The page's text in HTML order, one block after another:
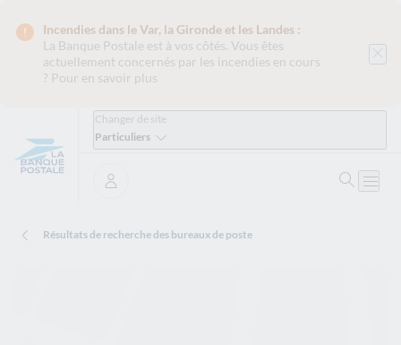
Incendies dans le Var, la Gironde et les Landes :
La Banque Postale est à vos côtés. Vous êtes
actuellement concernés par les incendies en cours
? Pour en savoir plus
Changer de site
Particuliers
Se connecter
Résultats de recherche des bureaux de poste